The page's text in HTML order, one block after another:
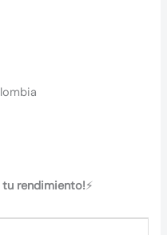
tu rendimiento!⚡